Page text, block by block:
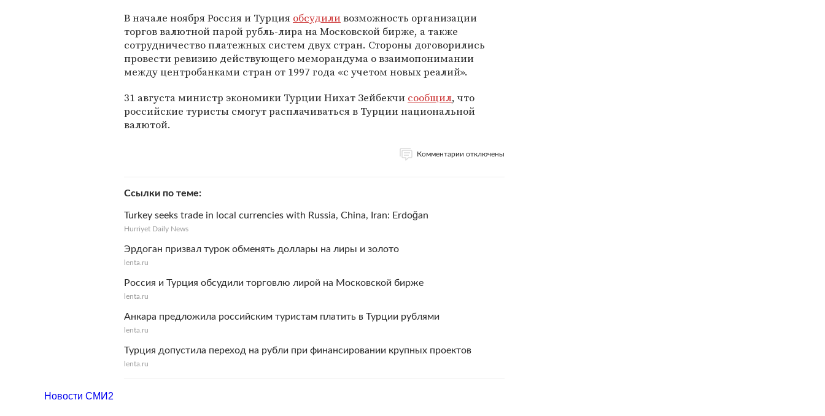
В начале ноября Россия и Турция обсудиливозможность организации
торгов валютной парой рубль-лира на Московской бирже, а также
сотрудничество платежных систем двух стран. Стороны договорились
провести ревизию действующего меморандума о взаимопонимании
между центробанками стран от 1997 года «с учетом новых реалий».
31 августа министр экономики Турции Нихат Зейбекчи сообщил, что
российские туристы смогут расплачиваться в Турции национальной
валютой.
Комментарии отключены
Ссылки по теме
Turkey seeks trade in local currencies with Russia, China, Iran: Erdoğan
Hurriyet Daily News
Эрдоган призвал турок обменять доллары на лиры и золото
lenta.ru
Россия и Турция обсудили торговлю лирой на Московской бирже
lenta.ru
Анкара предложила российским туристам платить в Турции рублями
lenta.ru
Турция допустила переход на рубли при финансировании крупных проектов
lenta.ru
Новости СМИ2